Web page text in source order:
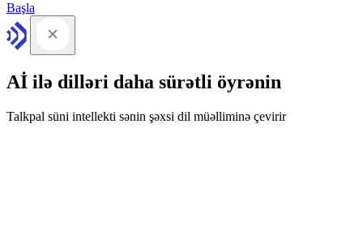
Başla
Aİ ilə dilləri daha sürətli öyrənin
Talkpal süni intellekti sənin şəxsi dil müəlliminə çevirir